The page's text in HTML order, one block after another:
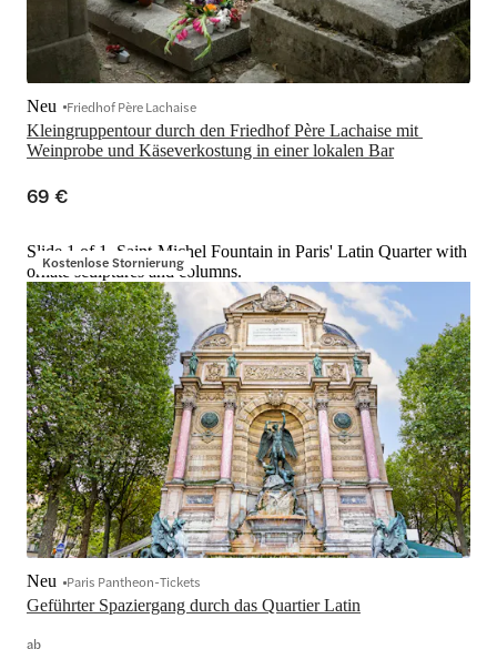
Kleingruppentour durch den Friedhof Père Lachaise mit
Weinprobe und Käseverkostung in einer lokalen Bar
Neu Friedhof Père Lachaise
69 €
Kostenlose Stornierung
Slide 1 of 1, Saint-Michel Fountain in Paris' Latin Quarter with
ornate sculptures and columns.
Geführter Spaziergang durch das Quartier Latin
Neu Paris Pantheon-Tickets
ab